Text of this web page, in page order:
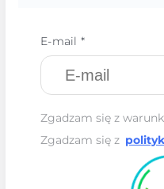
E-mail *
Zgadzam się z
Zgadzam się z